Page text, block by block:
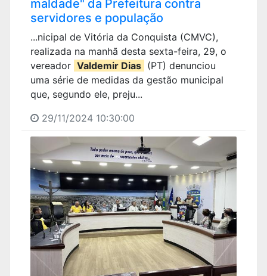
maldade" da Prefeitura contra
servidores e população
...nicipal de Vitória da Conquista (CMVC),
realizada na manhã desta sexta-feira, 29, o
vereador Valdemir Dias (PT) denunciou
uma série de medidas da gestão municipal
que, segundo ele, preju...
29/11/2024 10:30:00